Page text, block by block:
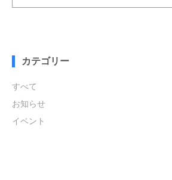
カテゴリー
すべて
お知らせ
イベント